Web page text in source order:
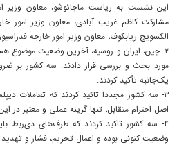
این نشست به ریاست ماجائوشو، معاون وزیر
مشارکت کاظم غریب آبادی، معاون وزیر امور
الکسویچ ریابکوف، معاون وزیر امور خارجه‌
۲- چین، ایران و روسیه، آخرین وضعیت موضوع
مورد بحث و بررسی قرار دادند. سه کشور بر
یک‌جانبه تأکید کردند.
۳- سه کشور مجددا تاکید کردند که تعاملات
اصل احترام متقابل، تنها گزینه‌ عملی و معتبر
۴- سه کشور تاکید کردند که طرف‌های ذی‌ربط
وضعیت کنونی بوده و اعمال تحریم، فشار و تهدید